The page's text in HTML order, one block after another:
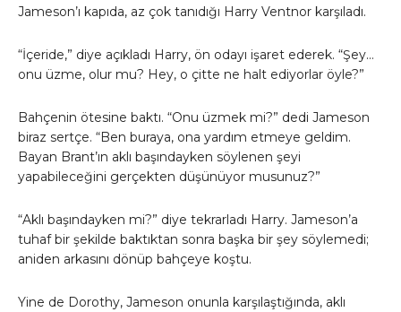
Jameson’ı kapıda, az çok tanıdığı Harry Ventnor karşıladı.
“İçeride,” diye açıkladı Harry, ön odayı işaret ederek. “Şey…
onu üzme, olur mu? Hey, o çitte ne halt ediyorlar öyle?”
Bahçenin ötesine baktı. “Onu üzmek mi?” dedi Jameson
biraz sertçe. “Ben buraya, ona yardım etmeye geldim.
Bayan Brant’ın aklı başındayken söylenen şeyi
yapabileceğini gerçekten düşünüyor musunuz?”
“Aklı başındayken mi?” diye tekrarladı Harry. Jameson’a
tuhaf bir şekilde baktıktan sonra başka bir şey söylemedi;
aniden arkasını dönüp bahçeye koştu.
Yine de Dorothy, Jameson onunla karşılaştığında, aklı